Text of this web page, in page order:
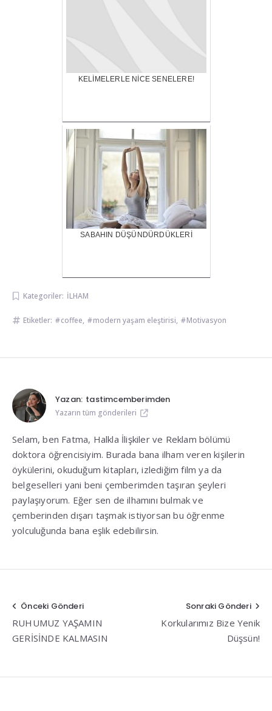
KELİMELERLE NİCE SENELERE!
SABAHIN DÜŞÜNDÜRDÜKLERİ
Kategoriler: İLHAM
Etiketler: coffee, modern yaşam eleştirisi, Motivasyon
Yazan: tastimcemberimden
Yazarın tüm gönderileri
Selam, ben Fatma, Halkla İlişkiler ve Reklam bölümü
doktora öğrencisiyim. Burada bana ilham veren kişilerin
öykülerini, okuduğum kitapları, izlediğim film ya da
belgeselleri yani beni çemberimden taşıran şeyleri
paylaşıyorum. Eğer sen de ilhamını bulmak ve
çemberinden dışarı taşmak istiyorsan bu öğrenme
yolculuğunda bana eşlik edebilirsin.
Yazı
gezinmesi
Önceki Gönderi
RUHUMUZ YAŞAMIN
GERİSİNDE KALMASIN
Sonraki Gönderi
Korkularımız Bize Yenik
Düşsün!